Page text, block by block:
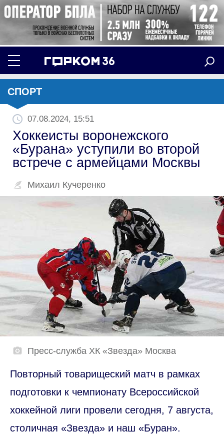
СПОРТ
07.08.2024, 15:51
Хоккеисты воронежского
«Бурана» уступили во второй
встрече с армейцами Москвы
Михаил Кучеренко
Пресс-служба ХК «Звезда» Москва
Повторный товарищеский матч в рамках
подготовки к чемпионату Всероссийской
хоккейной лиги провели сегодня, 7 августа,
столичная «Звезда» и наш «Буран».